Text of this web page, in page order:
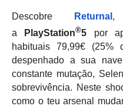
Descobre Returnal ,
a
PlayStation®5 por
habituais 79,99€ (25%
despenhado a sua
constante mutação,
sobrevivência. Neste
como o teu arsenal